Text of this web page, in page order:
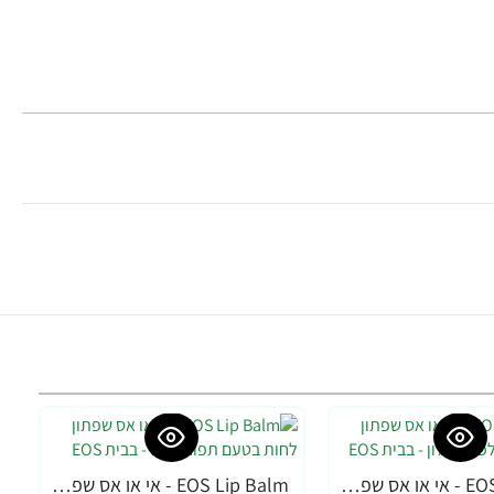
EOS Lip Balm - אי או אס שפתון לחות בטעם מלפפון מלון - בבית EOS EOS Lip Balm - אי או אס שפתון לחות בטעם תפוח דבש - בבית EOS